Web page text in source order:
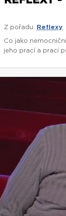
Z pořadu: Reflexy
Co jako
jeho prací a prací